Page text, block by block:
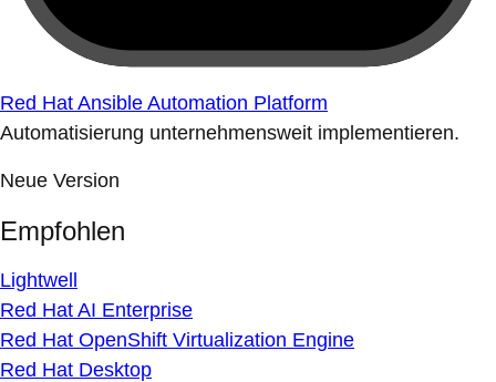
Red Hat Ansible Automation Platform
Automatisierung unternehmensweit implementieren.
Neue Version
Empfohlen
Lightwell
Red Hat AI Enterprise
Red Hat OpenShift Virtualization Engine
Red Hat Desktop